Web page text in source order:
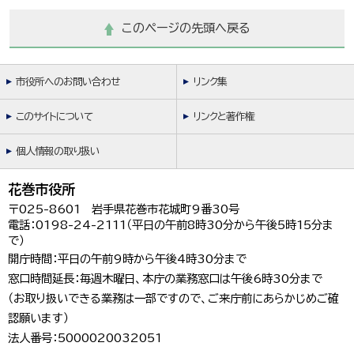
このページの先頭へ戻る
市役所へのお問い合わせ リンク集
このサイトについて リンクと著作権
個人情報の取り扱い
花巻市役所
〒025-8601 岩手県花巻市花城町9番30号
電話：0198-24-2111（平日の午前8時30分から午後5時15分ま
で）
開庁時間：平日の午前9時から午後4時30分まで
窓口時間延長：毎週木曜日、本庁の業務窓口は午後6時30分まで
（お取り扱いできる業務は一部ですので、ご来庁前にあらかじめご確
認願います）
法人番号：5000020032051